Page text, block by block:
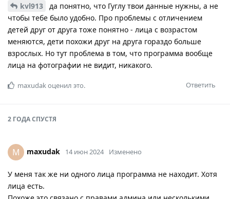
kvl913
да понятно, что Гуглу твои данные нужны, а не
чтобы тебе было удобно. Про проблемы с отличением
детей друг от друга тоже понятно - лица с возрастом
меняются, дети похожи друг на друга гораздо больше
взрослых. Но тут проблема в том, что программа вообще
лица на фотографии не видит, никакого.
Ответить
maxudakоценил это.
2 ГОДАСПУСТЯ
M maxudak 14 июн 2024 Изменено
У меня так же ни одного лица программа не находит. Хотя
лица есть.